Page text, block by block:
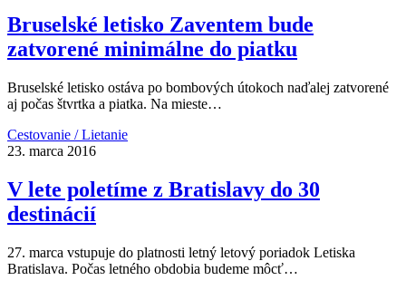
Bruselské letisko Zaventem bude
zatvorené minimálne do piatku
Bruselské letisko ostáva po bombových útokoch naďalej zatvorené
aj počas štvrtka a piatka. Na mieste…
Cestovanie / Lietanie
23. marca 2016
V lete poletíme z Bratislavy do 30
destinácií
27. marca vstupuje do platnosti letný letový poriadok Letiska
Bratislava. Počas letného obdobia budeme môcť…